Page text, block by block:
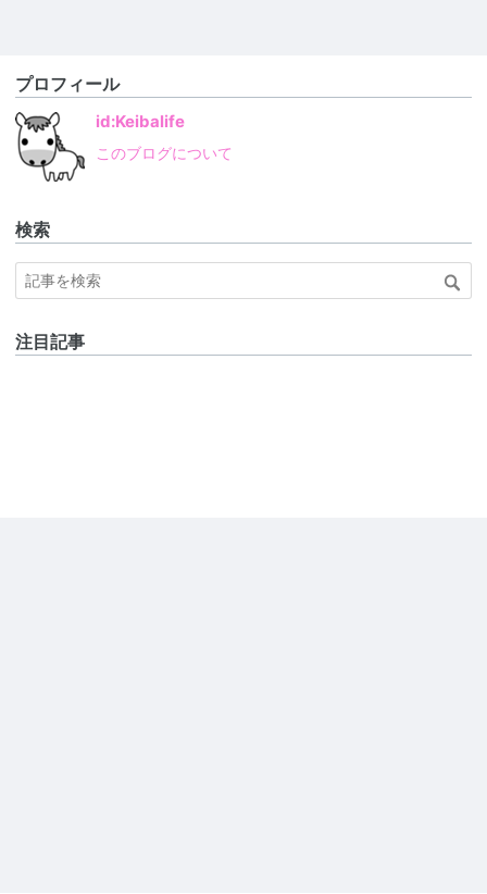
プロフィール
id:Keibalife
このブログについて
検索
注目記事